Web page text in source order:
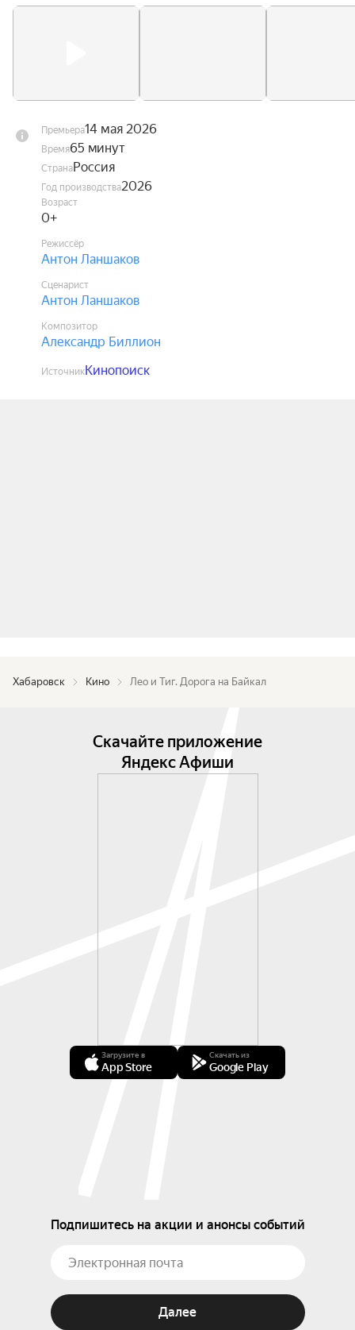
дракона Лусуда.
Премьера14 мая 2026
Время65 минут
СтранаРоссия
Год производства2026
Возраст
0+
Режиссёр
Антон Ланшаков
Сценарист
Антон Ланшаков
Композитор
Александр Биллион
ИсточникКинопоиск
Хабаровск Кино Лео и Тиг. Дорога на Байкал
Скачайте приложение
Яндекс Афиши
Загрузите в
App Store
Скачать из
Google Play
Подпишитесь на акции и анонсы событий
Далее